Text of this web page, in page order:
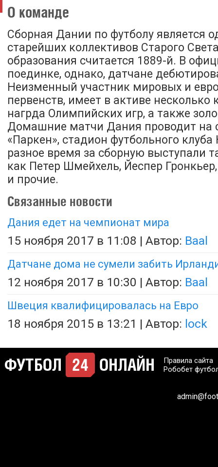
О команде
Сборная Дании по футболу является
старейших коллективов Старого
образования считается 1889-й. В
поединке, однако, датчане
Неизменный участник мировых и
первенств, имеет в активе несколько
нагрда Олимпийских игр, а также
Домашние матчи Дания проводит на
«Паркен», стадион футбольного клуба
разное время за сборную выступали
как Петер Шмейхель, Йеспер
и прочие.
Связанные новости
Дания едет на чемпионат мира
15 ноября 2017 в 11:08 | Автор: Baal
Датчане дома не сумели забить
12 ноября 2017 в 10:30 | Автор: Baal
Швеция квалифицировалась на Евро
18 ноября 2015 в 13:21 | Автор: lock
Правила сайта
Робобет